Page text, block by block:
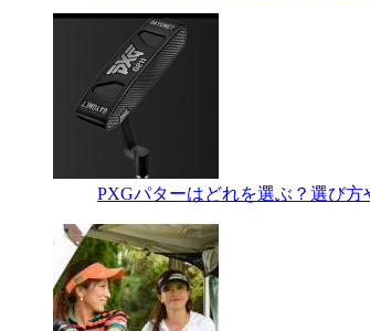
PXGパターはどれを選ぶ？選び方